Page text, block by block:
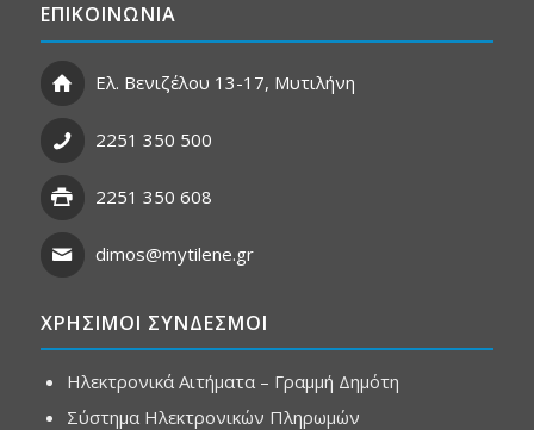
ΕΠΙΚΟΙΝΩΝΙΑ
Ελ. Βενιζέλου 13-17, Μυτιλήνη
2251 350 500
2251 350 608
dimos@mytilene.gr
ΧΡΗΣΙΜΟΙ ΣΥΝΔΕΣΜΟΙ
Ηλεκτρονικά Αιτήματα – Γραμμή Δημότη
Σύστημα Ηλεκτρονικών Πληρωμών